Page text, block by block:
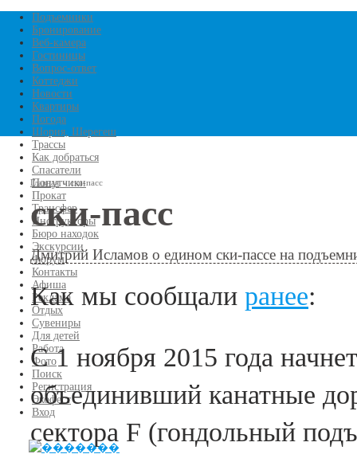
Перейти к основному
содержанию
Подъемники
Бронирование
Веб-камера
Гостиницы
Вопрос-ответ
Коттеджи
Новости
Квартиры
Погода
Шория, Шерегеш
Трассы
Как добраться
Спасатели
Попутчики
Прокат
Трансфер
Инструкторы
Бюро находок
Экскурсии
Форум
Контакты
Афиша
Реклама
Отдых
Сувениры
Для детей
Работа
Фото
Поиск
Регистрация
Экофест
Вход
Вы здесь
Главная » ски-пасс
ски-пасс
Дмитрий Исламов о едином ски-пассе на
Как мы сообщали ранее:
С 1 ноября 2015 года
объединивший канатные
сектора F (гондольный